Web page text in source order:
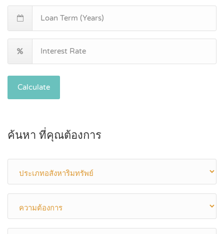
Calculate
ค้นหา ที่คุณต้องการ